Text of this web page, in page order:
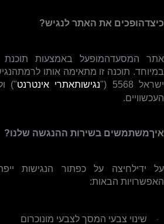
כיצדהופכים את האתר לנגיש?
אתר המסעדהמופעל באמצעות תוכנת
במיוחד. תוכנה זו מתאימה אותו
ישראל 5568 ("
נגישותאתרי אינטרנט")
העכשוויים.
איךמשתמשים בשירות ההנגשה שלנו?
על ידילחיצה על כפתור הנגישות
האפשרויות הבאות:
· שינוי צבעי המסך לצבעי מונוכרום